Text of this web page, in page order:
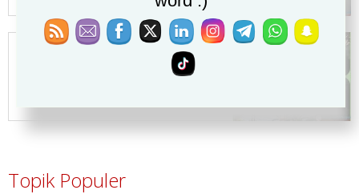
Syiar Khilafatul Muslimin, 1
Topik Populer